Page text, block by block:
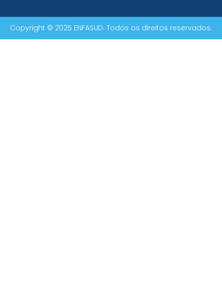
Copyright © 2025 ENFASUD. Todos os direitos reservados.